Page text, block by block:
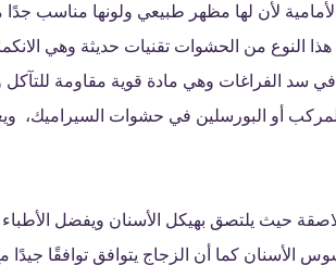
لأن لها مظهر طبيعي ولونها مناسب
النوع من الحشوات تقنيات حديثة وهي
في سد الفراغات وهي مادة قوية مقاومة
أو البورسلين في حشوات السيراميك،
حيث يلتصق بهيكل الأسنان ويفضل
الأسنان كما أن الزجاج يتوافق توافقًا جيدًا